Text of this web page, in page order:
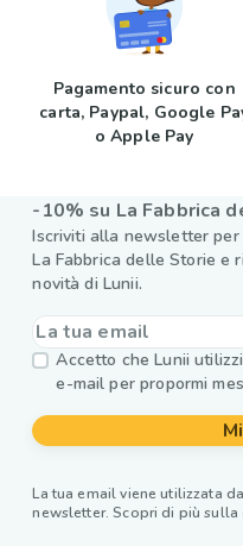
Pagamento sicuro con
carta, Paypal, Google
o Apple Pay
-10% su La Fabbrica
Iscriviti alla newsletter
La Fabbrica delle Storie e
novità di Lunii.
Accetto che Lunii
e-mail per propormi
La tua email viene utilizzata
newsletter. Scopri di più sulla